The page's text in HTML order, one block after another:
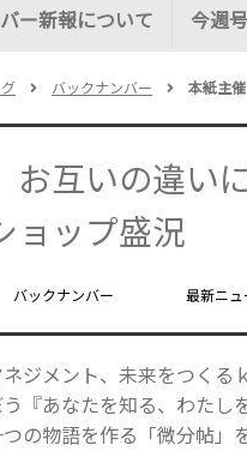
ー新報について 今週
バックナンバー 本紙主
互いの違い
ョップ盛況
バックナンバー 最新ニュ
ジメント、未来をつく
う『あなたを知る、わた
の物語を作る「微分帖